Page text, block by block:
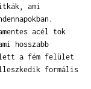
ami
acél tok
hosszabb
a fém felület
formális